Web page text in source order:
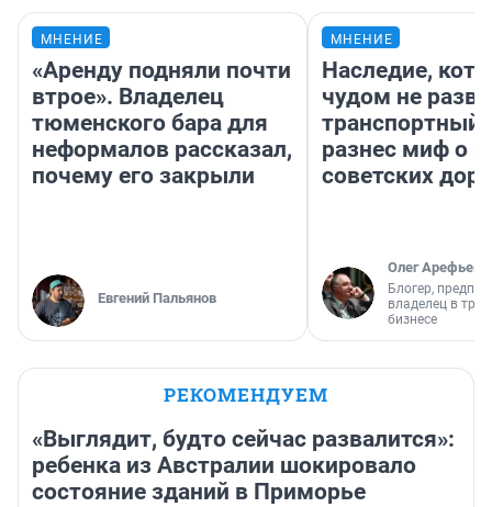
МНЕНИЕ
«Аренду подняли почти
втрое». Владелец
тюменского бара для
неформалов рассказал,
почему его закрыли
Евгений Пальянов
МНЕНИЕ
Наследие,
чудом не
транспортный
разнес миф о
советских
Олег Арефьев
Блогер,
владелец в
бизнесе
РЕКОМЕНДУЕМ
«Выглядит, будто сейчас развалится»:
ребенка из Австралии шокировало
состояние зданий в Приморье